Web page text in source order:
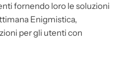
fornendo loro le soluzioni
Enigmistica,
per gli utenti con